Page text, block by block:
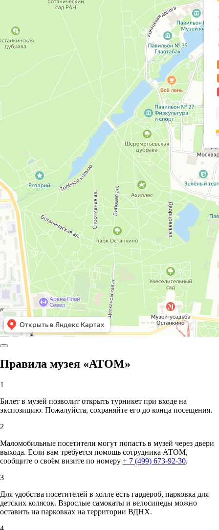
Правила музея «АТОМ»
1
Билет в музей позволит открыть турникет при входе на
экспозицию. Пожалуйста, сохраняйте его до конца посещения.
2
Маломобильные посетители могут попасть в музей через двери
выхода. Если вам требуется помощь сотрудника АТОМ,
сообщите о своём визите по номеру + 7 (499) 673-92-30.
3
Для удобства посетителей в холле есть гардероб, парковка для
детских колясок. Взрослые самокаты и велосипеды можно
оставить на парковках на территории ВДНХ.